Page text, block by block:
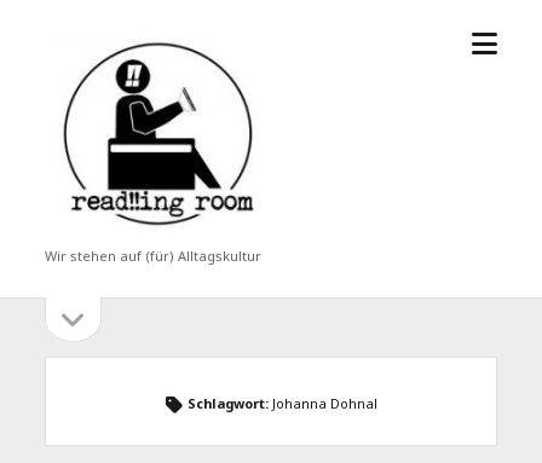
read!!ing
room
Wir stehen auf (für) Alltagskultur
Menü
Seitenleiste
öffnen
Schlagwort: Johanna Dohnal